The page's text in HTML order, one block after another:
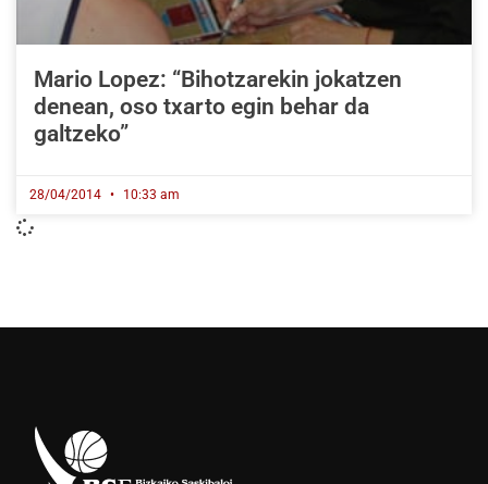
Mario Lopez: “Bihotzarekin jokatzen
denean, oso txarto egin behar da
galtzeko”
28/04/2014 10:33 am